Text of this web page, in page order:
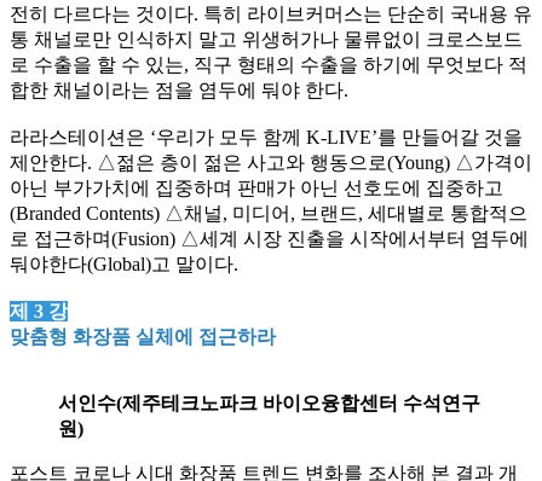
전히 다르다는 것이다. 특히 라이브커머스는 단순히 국내용 유
통 채널로만 인식하지 말고 위생허가나 물류없이 크로스보드
로 수출을 할 수 있는, 직구 형태의 수출을 하기에 무엇보다 적
합한 채널이라는 점을 염두에 둬 야 한다.
라라스테이션은 ‘우리가 모두 함께 K-LIVE’를 만들어갈 것을
제안한다. △젊은 층이 젊은 사고와 행동으로(Young) △가격이
아닌 부가가치에 집중하며 판매가 아닌 선호도에 집중하고
(Branded Contents) △채널, 미디어 , 브랜드, 세대별로 통합적으
로 접근하며(Fusion) △세계 시장 진출을 시작에서부터 염두에
둬야한다(Global)고 말이다.
제 3 강
맞춤형 화장품 실체에 접근하라
서인수(제주테크노파크 바이오융합센터 수석연구
원)
포스트 코로나 시대 화장품 트렌드 변화를 조사해 본 결과 개